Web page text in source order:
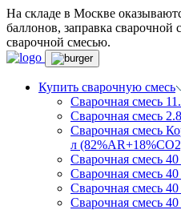
На складе в Москве
баллонов, заправка сварочной
сварочной смесью.
Купить сварочную смесь
Сварочная смесь
Сварочная смесь
Сварочная смесь
л
Сварочная смесь
Сварочная смесь
Сварочная смесь
Сварочная смесь